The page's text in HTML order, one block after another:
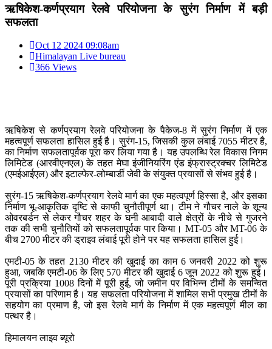
ऋषिकेश-कर्णप्रयाग रेलवे परियोजना के सुरंग निर्माण में बड़ी
सफलता
Oct 12 2024 09:08am
Himalayan Live bureau
366 Views
ऋषिकेश से कर्णप्रयाग रेलवे परियोजना के पैकेज-8 में सुरंग निर्माण में एक
महत्वपूर्ण सफलता हासिल हुई है। सुरंग-15, जिसकी कुल लंबाई 7055 मीटर है,
का निर्माण सफलतापूर्वक पूरा कर लिया गया है। यह उपलब्धि रेल विकास निगम
लिमिटेड (आरवीएनएल) के तहत मेघा इंजीनियरिंग एंड इंफ्रास्ट्रक्चर लिमिटेड
(एमईआईएल) और इटाल्फेर-लोम्बार्डी जेवी के संयुक्त प्रयासों से संभव हुई है।
सुरंग-15 ऋषिकेश-कर्णप्रयाग रेलवे मार्ग का एक महत्वपूर्ण हिस्सा है, और इसका
निर्माण भू-आकृतिक दृष्टि से काफी चुनौतीपूर्ण था। टीम ने गौचर नाले के शून्य
ओवरबर्डन से लेकर गौचर शहर के घनी आबादी वाले क्षेत्रों के नीचे से गुजरने
तक की सभी चुनौतियों को सफलतापूर्वक पार किया। MT-05 और MT-06 के
बीच 2700 मीटर की ड्राइव लंबाई पूरी होने पर यह सफलता हासिल हुई।
एमटी-05 के तहत 2130 मीटर की खुदाई का काम 6 जनवरी 2022 को शुरू
हुआ, जबकि एमटी-06 के लिए 570 मीटर की खुदाई 6 जून 2022 को शुरू हुई।
पूरी प्रक्रिया 1008 दिनों में पूरी हुई, जो जमीन पर विभिन्न टीमों के समन्वित
प्रयासों का परिणाम है। यह सफलता परियोजना में शामिल सभी प्रमुख टीमों के
सहयोग का प्रमाण है, जो इस रेलवे मार्ग के निर्माण में एक महत्वपूर्ण मील का
पत्थर है।
हिमालयन लाइव ब्यूरो